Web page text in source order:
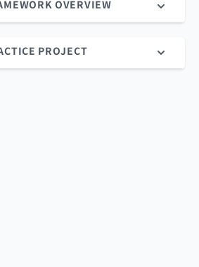
OVERVIEW
PROJECT